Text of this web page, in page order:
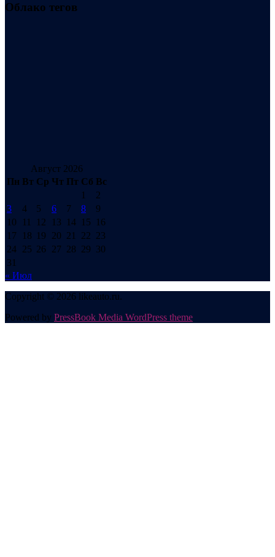
Облако тегов
Август 2026
Пн Вт Ср Чт Пт Сб Вс
1
2
3
4 5 6 7 8
9
10
11 12 13 14 15
16
17
18 19 20 21 22 23
24 25 26 27 28 29 30
31
« Июл
Copyright © 2026 likeauto.ru.
Powered by PressBook Media WordPress theme